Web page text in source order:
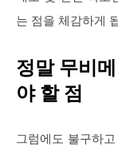
는 점을 체감하게
정말 무비
야 할 점
그럼에도 불구하